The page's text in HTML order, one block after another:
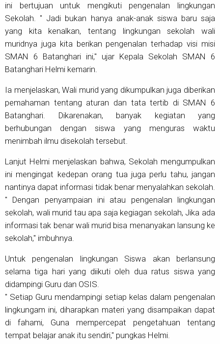
ini bertujuan untuk mengikuti pengenalan lingkungan
Sekolah. " Jadi bukan hanya anak-anak siswa baru saja
yang kita kenalkan, tentang lingkungan sekolah wali
muridnya juga kita berikan pengenalan terhadap visi misi
SMAN 6 Batanghari ini," ujar Kepala Sekolah SMAN 6
Batanghari Helmi kemarin.
Ia menjelaskan, Wali murid yang dikumpulkan juga diberikan
pemahaman tentang aturan dan tata tertib di SMAN 6
Batanghari. Dikarenakan, banyak kegiatan yang
berhubungan dengan siswa yang menguras waktu
menimbah ilmu disekolah tersebut.
Lanjut Helmi menjelaskan bahwa, Sekolah mengumpulkan
ini mengingat kedepan orang tua juga perlu tahu, jangan
nantinya dapat informasi tidak benar menyalahkan sekolah.
" Dengan penyampaian ini atau pengenalan lingkungan
sekolah, wali murid tau apa saja kegiagan sekolah, Jika ada
informasi tak benar wali murid bisa menanyakan lansung ke
sekolah," imbuhnya.
Untuk pengenalan lingkungan Siswa akan berlansung
selama tiga hari yang diikuti oleh dua ratus siswa yang
didampingi Guru dan OSIS.
" Setiap Guru mendampingi setiap kelas dalam pengenalan
lingkungam ini, diharapkan materi yang disampaikan dapat
di fahami, Guna mempercepat pengetahuan tentang
tempat belajar anak itu sendiri," pungkas Helmi.